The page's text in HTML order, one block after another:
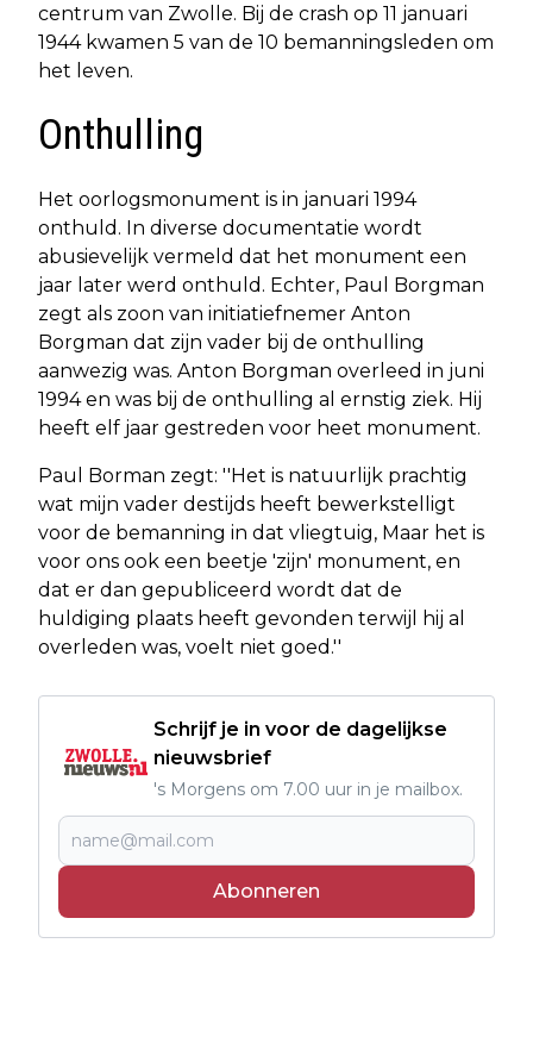
centrum van Zwolle. Bij de crash op 11 januari
1944 kwamen 5 van de 10 bemanningsleden om
het leven.
Onthulling
Het oorlogsmonument is in januari 1994
onthuld. In diverse documentatie wordt
abusievelijk vermeld dat het monument een
jaar later werd onthuld. Echter, Paul Borgman
zegt als zoon van initiatiefnemer Anton
Borgman dat zijn vader bij de onthulling
aanwezig was. Anton Borgman overleed in juni
1994 en was bij de onthulling al ernstig ziek. Hij
heeft elf jaar gestreden voor heet monument.
Paul Borman zegt: ''Het is natuurlijk prachtig
wat mijn vader destijds heeft bewerkstelligt
voor de bemanning in dat vliegtuig, Maar het is
voor ons ook een beetje 'zijn' monument, en
dat er dan gepubliceerd wordt dat de
huldiging plaats heeft gevonden terwijl hij al
overleden was, voelt niet goed.''
Schrijf je in voor de dagelijkse
nieuwsbrief
's Morgens om 7.00 uur in je mailbox.
Abonneren